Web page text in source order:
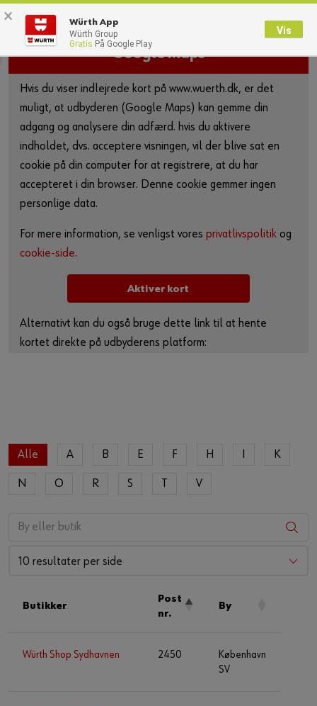
Med brugernavn Log på med kundenummer
Brugernavn
Adgangskode
Login
Guide til selvvalgt brugernavn
shoppen.
Kun salg til erhvervskunder
Google Maps
Hvis du viser indlejrede kort på www.wuerth.dk, er det
muligt, at udbyderen (Google Maps) kan gemme din
adgang og analysere din adfærd. hvis du aktivere
indholdet, dvs. acceptere visningen, vil der blive sat en
cookie på din computer for at registrere, at du har
accepteret i din browser. Denne cookie gemmer ingen
personlige data.
For mere information, se venligst vores privatlivspolitik og
cookie-side.
Aktiver kort
Alternativt kan du også bruge dette link til at hente
kortet direkte på udbyderens platform:
Alle A B E F H K
N O R S T V
10 resultater per side
Würth Shop Sydhavnen 2450
København
SV
Butikker
Post
nr.
By
× Würth App
Würth Group
Gratis På Google Play
Vis